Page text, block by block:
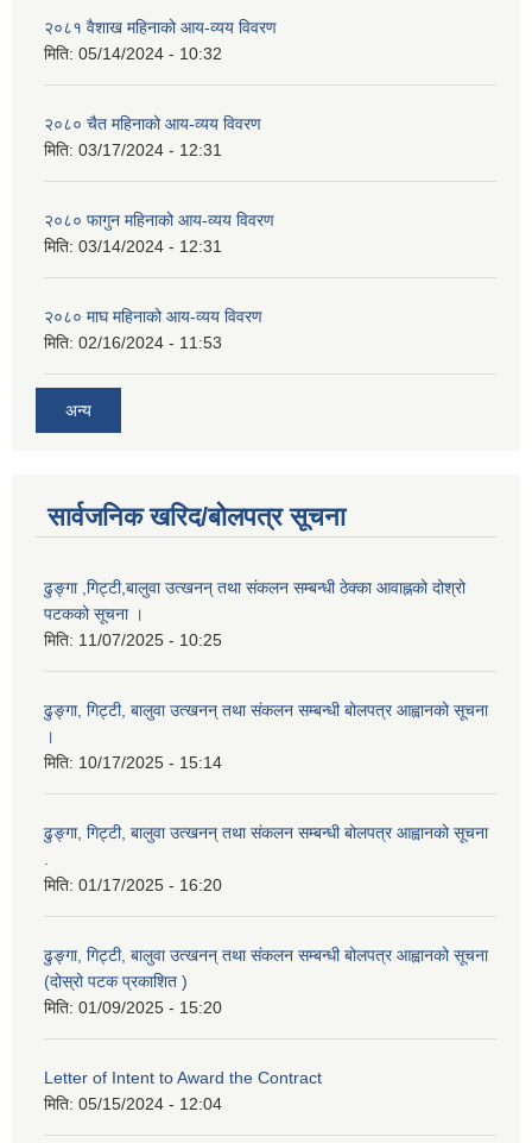
२०८१ वैशाख महिनाको आय-व्यय विवरण
मिति: 05/14/2024 - 10:32
२०८० चैत महिनाको आय-व्यय विवरण
मिति: 03/17/2024 - 12:31
२०८० फागुन महिनाको आय-व्यय विवरण
मिति: 03/14/2024 - 12:31
२०८० माघ महिनाको आय-व्यय विवरण
मिति: 02/16/2024 - 11:53
अन्य
सार्वजनिक खरिद/बोलपत्र सूचना
ढुङ्गा ,गिट्टी,बालुवा उत्खनन् तथा संकलन सम्बन्धी ठेक्का आवाह्नको दोश्रो
पटकको सूचना ।
मिति: 11/07/2025 - 10:25
ढुङ्गा, गिट्टी, बालुवा उत्खनन् तथा संकलन सम्बन्धी बोलपत्र आह्वानको सूचना
।
मिति: 10/17/2025 - 15:14
ढुङ्गा, गिट्टी, बालुवा उत्खनन् तथा संकलन सम्बन्धी बोलपत्र आह्वानको सूचना
मिति: 01/17/2025 - 16:20
ढुङ्गा, गिट्टी, बालुवा उत्खनन् तथा संकलन सम्बन्धी बोलपत्र आह्वानको सूचना
(दोस्रो पटक प्रकाशित )
मिति: 01/09/2025 - 15:20
Letter of Intent to Award the Contract
मिति: 05/15/2024 - 12:04